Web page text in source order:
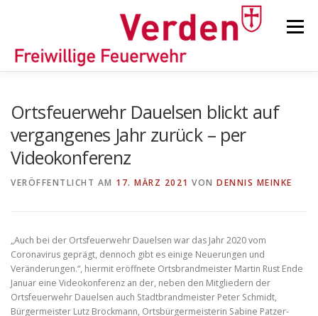
Menü
ORTSFEUERWEHREN
TIPPS/TRICKS
Ortsfeuerwehr Dauelsen blickt auf
vergangenes Jahr zurück – per
Videokonferenz
VERÖFFENTLICHT AM 17. MÄRZ 2021 VON DENNIS MEINKE
„Auch bei der Ortsfeuerwehr Dauelsen war das Jahr 2020 vom
Coronavirus geprägt, dennoch gibt es einige Neuerungen und
Veränderungen.“, hiermit eröffnete Ortsbrandmeister Martin Rust Ende
Januar eine Videokonferenz an der, neben den Mitgliedern der
Ortsfeuerwehr Dauelsen auch Stadtbrandmeister Peter Schmidt,
Bürgermeister Lutz Brockmann, Ortsbürgermeisterin Sabine Patzer-